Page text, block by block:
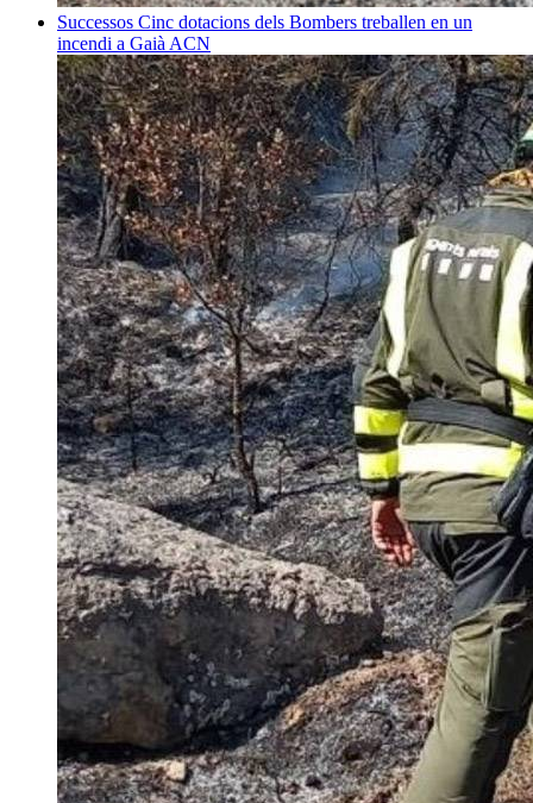
Successos Cinc dotacions dels Bombers treballen en un
incendi a Gaià ACN